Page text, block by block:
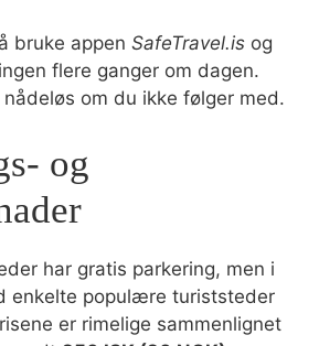
bruke appen SafeTravel.is og
flere ganger om dagen.
om du ikke følger med.
og
har gratis parkering, men i
enkelte populære turiststeder
er rimelige sammenlignet